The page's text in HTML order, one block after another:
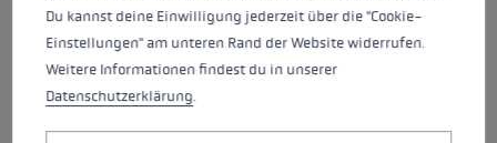
Du kannst deine Einwilligung jederzeit über die "Cookie-
Einstellungen" am unteren Rand der Website widerrufen.
Weitere Informationen findest du in unserer
Datenschutzerklärung.